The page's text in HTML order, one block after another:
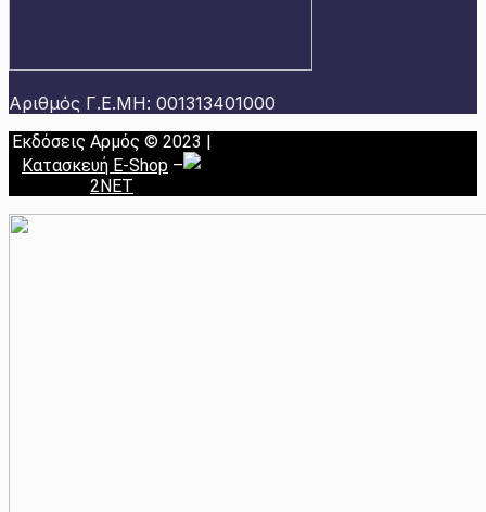
Αριθμός Γ.Ε.ΜΗ: 001313401000
Εκδόσεις Αρμός © 2023 |
Κατασκευή E-Shop –
2NET